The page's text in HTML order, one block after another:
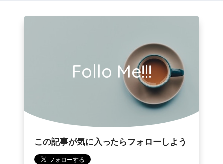
Follo Me!!!
この記事が気に入ったらフォローしよう